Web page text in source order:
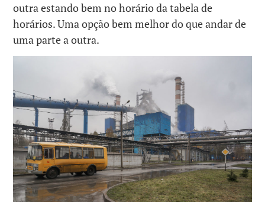
outra estando bem no horário da tabela de
horários. Uma opção bem melhor do que andar de
uma parte a outra.